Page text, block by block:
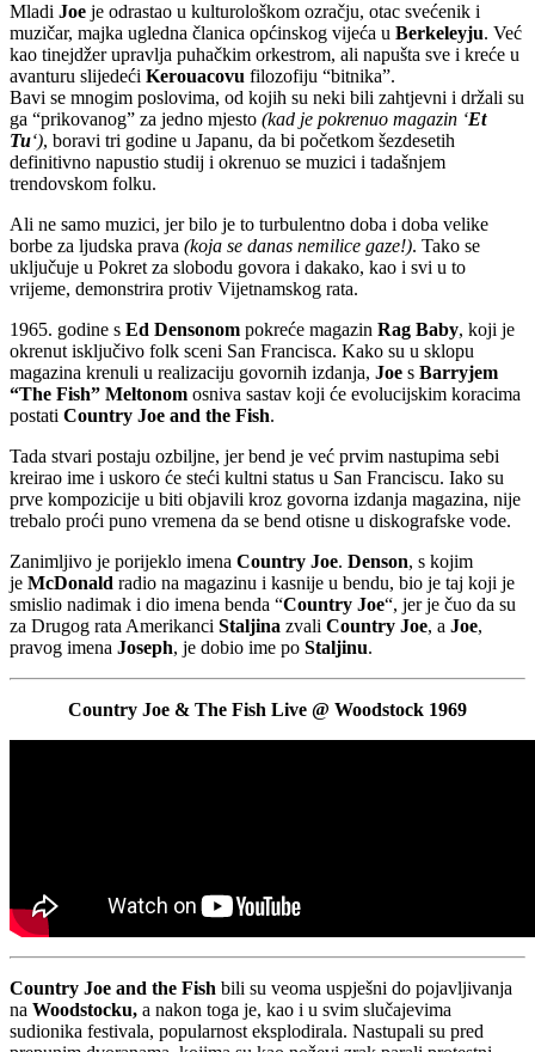
Mladi Joe je odrastao u kulturološkom ozračju, otac svećenik i
muzičar, majka ugledna članica općinskog vijeća u Berkeleyju. Već
kao tinejdžer upravlja puhačkim orkestrom, ali napušta sve i kreće u
avanturu slijedeći Kerouacovu filozofiju “bitnika”.
Bavi se mnogim poslovima, od kojih su neki bili zahtjevni i držali su
ga “prikovanog” za jedno mjesto (kad je pokrenuo magazin ‘Et
Tu‘), boravi tri godine u Japanu, da bi početkom šezdesetih
definitivno napustio studij i okrenuo se muzici i tadašnjem
trendovskom folku.
Ali ne samo muzici, jer bilo je to turbulentno doba i doba velike
borbe za ljudska prava (koja se danas nemilice gaze!). Tako se
uključuje u Pokret za slobodu govora i dakako, kao i svi u to
vrijeme, demonstrira protiv Vijetnamskog rata.
1965. godine s Ed Densonom pokreće magazin Rag Baby, koji je
okrenut isključivo folk sceni San Francisca. Kako su u sklopu
magazina krenuli u realizaciju govornih izdanja, Joe s Barryjem
“The Fish” Meltonom osniva sastav koji će evolucijskim koracima
postati Country Joe and the Fish.
Tada stvari postaju ozbiljne, jer bend je već prvim nastupima sebi
kreirao ime i uskoro će steći kultni status u San Franciscu. Iako su
prve kompozicije u biti objavili kroz govorna izdanja magazina, nije
trebalo proći puno vremena da se bend otisne u diskografske vode.
Zanimljivo je porijeklo imena Country Joe. Denson, s kojim
je McDonald radio na magazinu i kasnije u bendu, bio je taj koji je
smislio nadimak i dio imena benda “Country Joe“, jer je čuo da su
za Drugog rata Amerikanci Staljina zvali Country Joe, a Joe,
pravog imena Joseph, je dobio ime po Staljinu.
Country Joe & The Fish Live @ Woodstock 1969
Country Joe and the Fish bili su veoma uspješni do pojavljivanja
na Woodstocku, a nakon toga je, kao i u svim slučajevima
sudionika festivala, popularnost eksplodirala. Nastupali su pred